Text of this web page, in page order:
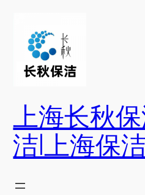
上海长秋
洁|上海保